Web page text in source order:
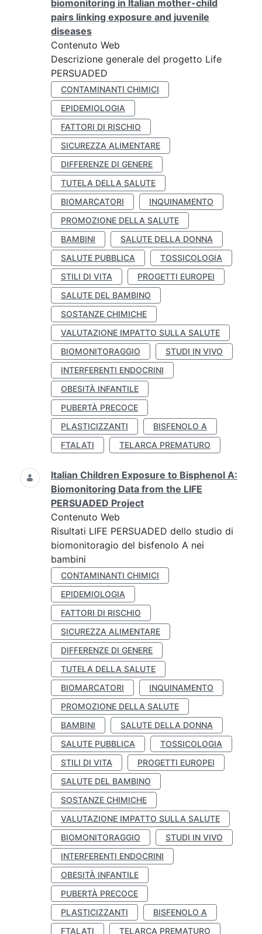
biomonitoring in Italian mother-child
pairs linking exposure and juvenile
diseases
Contenuto Web
Descrizione generale del progetto Life
PERSUADED
CONTAMINANTI CHIMICI
EPIDEMIOLOGIA
FATTORI DI RISCHIO
SICUREZZA ALIMENTARE
DIFFERENZE DI GENERE
TUTELA DELLA SALUTE
BIOMARCATORI
INQUINAMENTO
PROMOZIONE DELLA SALUTE
BAMBINI
SALUTE DELLA DONNA
SALUTE PUBBLICA
TOSSICOLOGIA
STILI DI VITA
PROGETTI EUROPEI
SALUTE DEL BAMBINO
SOSTANZE CHIMICHE
VALUTAZIONE IMPATTO SULLA SALUTE
BIOMONITORAGGIO
STUDI IN VIVO
INTERFERENTI ENDOCRINI
OBESITÀ INFANTILE
PUBERTÀ PRECOCE
PLASTICIZZANTI
BISFENOLO A
FTALATI
TELARCA PREMATURO
Italian Children Exposure to Bisphenol A:
Biomonitoring Data from the LIFE
PERSUADED Project
Contenuto Web
Risultati LIFE PERSUADED dello studio di
biomonitoragio del bisfenolo A nei
bambini
CONTAMINANTI CHIMICI
EPIDEMIOLOGIA
FATTORI DI RISCHIO
SICUREZZA ALIMENTARE
DIFFERENZE DI GENERE
TUTELA DELLA SALUTE
BIOMARCATORI
INQUINAMENTO
PROMOZIONE DELLA SALUTE
BAMBINI
SALUTE DELLA DONNA
SALUTE PUBBLICA
TOSSICOLOGIA
STILI DI VITA
PROGETTI EUROPEI
SALUTE DEL BAMBINO
SOSTANZE CHIMICHE
VALUTAZIONE IMPATTO SULLA SALUTE
BIOMONITORAGGIO
STUDI IN VIVO
INTERFERENTI ENDOCRINI
OBESITÀ INFANTILE
PUBERTÀ PRECOCE
PLASTICIZZANTI
BISFENOLO A
FTALATI
TELARCA PREMATURO